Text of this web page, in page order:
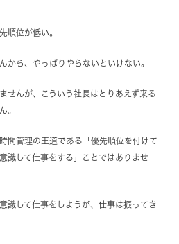
順位が低い。
から、やっぱりやらないといけない。
せんが、こういう社長はとりあえず来る
。
間管理の王道である「優先順位を付けて
識して仕事をする」ことではありませ
識して仕事をしようが、仕事は振ってき